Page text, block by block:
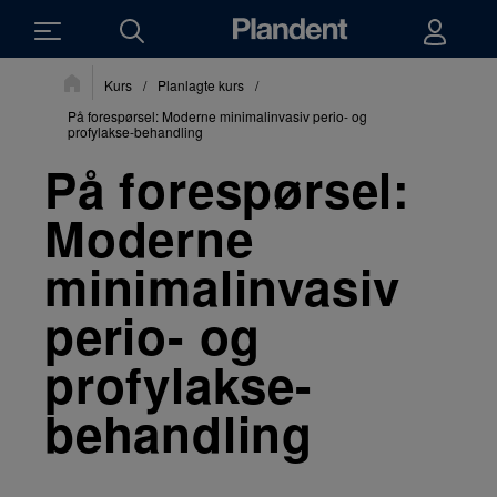
her:
Kurs / Planlagte kurs /
På forespørsel: Moderne minimalinvasiv perio- og
profylakse-behandling
På forespørsel:
Moderne
minimalinvasiv
perio- og
profylakse-
behandling